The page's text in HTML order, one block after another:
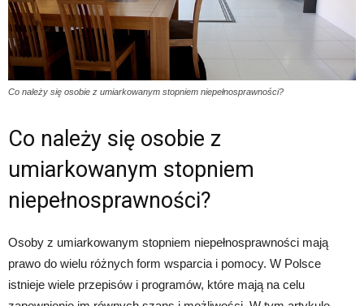
Co należy się osobie z umiarkowanym stopniem niepełnosprawności?
Co należy się osobie z
umiarkowanym stopniem
niepełnosprawności?
Osoby z umiarkowanym stopniem niepełnosprawności mają
prawo do wielu różnych form wsparcia i pomocy. W Polsce
istnieje wiele przepisów i programów, które mają na celu